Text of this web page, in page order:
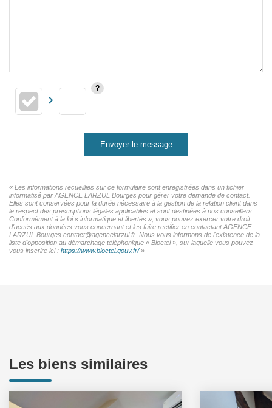
Envoyer le message
« Les informations recueillies sur ce formulaire sont enregistrées dans un fichier
informatisé par AGENCE LARZUL Bourges pour gérer votre demande de contact.
Elles sont conservées pour la durée nécessaire à la gestion de la relation client dans
le respect des prescriptions légales applicables et sont destinées à nos conseillers
Conformément à la loi « informatique et libertés », vous pouvez exercer votre droit
d'accès aux données vous concernant et les faire rectifier en contactant AGENCE
LARZUL Bourges contact@agencelarzul.fr. Nous vous informons de l'existence de la
liste d'opposition au démarchage téléphonique « Bloctel », sur laquelle vous pouvez
vous inscrire ici : https://www.bloctel.gouv.fr/»
Les biens similaires